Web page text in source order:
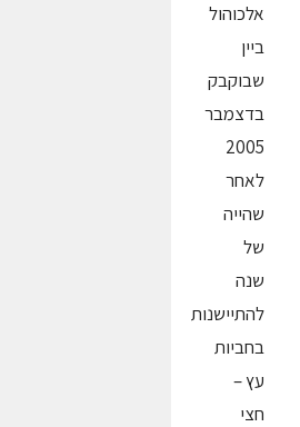
אלכוהול
ביין
שבוקבק
בדצמבר
2005
לאחר
שהייה
של
שנה
להתיישנות
בחביות
עץ –
חצי